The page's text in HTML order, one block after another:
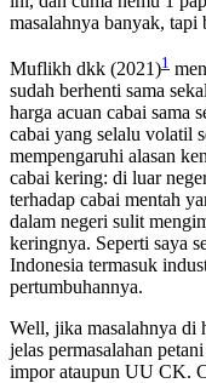
masalahnya banyak, tapi
Muflikh dkk (2021)1
sudah berhenti sama
harga acuan cabai sama
cabai yang selalu volatil
mempengaruhi alasan
cabai kering: di luar
terhadap cabai mentah
dalam negeri sulit
keringnya. Seperti saya
Indonesia termasuk
pertumbuhannya.
Well, jika masalahnya di
jelas permasalahan
impor ataupun UU CK.